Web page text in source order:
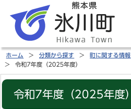
ホーム 分類から探す 町に関する情報
令和7年度（2025年度）
令和7年度（2025年度）